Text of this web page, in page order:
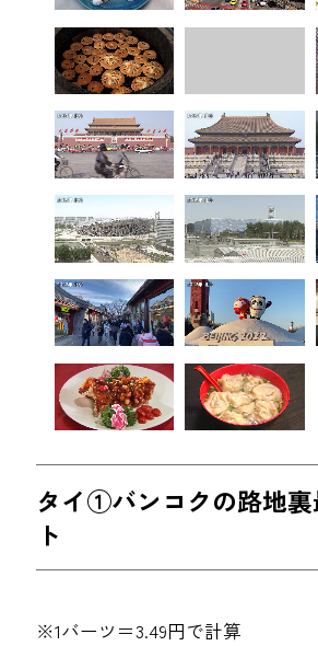
タイ①バンコクの路地裏
ト
※1バーツ＝3.49円で計算